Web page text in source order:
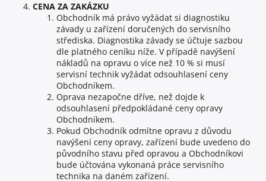
CENA ZA ZAKÁZKU
Obchodník má právo vyžádat si diagnostiku
závady u zařízení doručených do servisního
střediska. Diagnostika závady se účtuje sazbou
dle platného ceníku níže. V případě navýšení
nákladů na opravu o více než 10 % si musí
servisní technik vyžádat odsouhlasení ceny
Obchodníkem.
Oprava nezapočne dříve, než dojde k
odsouhlasení předpokládané ceny opravy
Obchodníkem.
Pokud Obchodník odmítne opravu z důvodu
navýšení ceny opravy, zařízení bude uvedeno do
původního stavu před opravou a Obchodníkovi
bude účtována vykonaná práce servisního
technika na daném zařízení.